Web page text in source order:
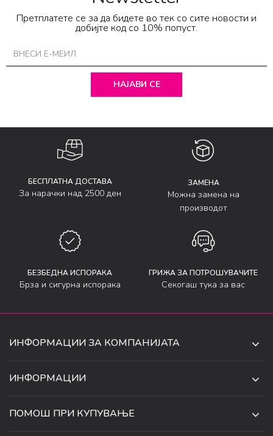
Претплатете се за да бидете во тек со сите новости и
добијте код со 10% попуст.
НАЈАВИ СЕ
БЕСПЛАТНА ДОСТАВА
За нарачки над 2500 ден
ЗАМЕНА
Можна замена на
производот
БЕЗБЕДНА ИСПОРАКА
Брза и сигурна испорака
ГРИЖА ЗА ПОТРОШУВАЧИТЕ
Секогаш тука за вас
ИНФОРМАЦИИ ЗА КОМПАНИЈАТА
СКОПЈЕ, МАКЕДОНИЈА
ИНФОРМАЦИИ
ПОМОШ ПРИ КУПУВАЊЕ